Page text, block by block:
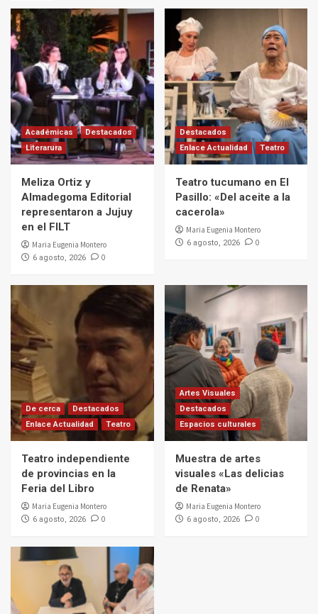
Académicas
Destacados
Literarura
Meliza Ortiz y
Almadegoma Editorial
representaron a Jujuy
en el FILT
Maria Eugenia Montero
6 agosto, 2026 0
Destacados
Enlace Actualidad
Teatro
Teatro tucumano en El
Pasillo: «Del aceite a la
cacerola»
Maria Eugenia Montero
6 agosto, 2026 0
De cerca
Destacados
Enlace Actualidad
Teatro
Teatro independiente
de provincias en la
Feria del Libro
Maria Eugenia Montero
6 agosto, 2026 0
Artes Visuales
Destacados
Espacios culturales
Muestra de artes
visuales «Las delicias
de Renata»
Maria Eugenia Montero
6 agosto, 2026 0